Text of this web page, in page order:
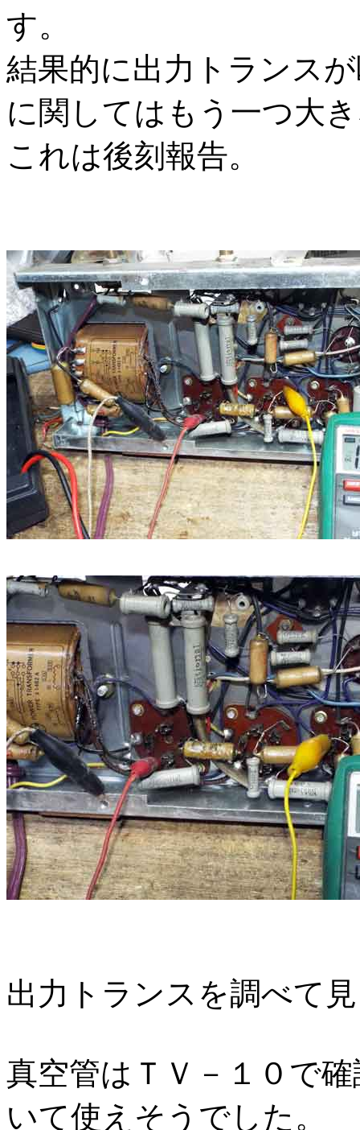
す。
結果的に出力トランス
に関してはもう一つ大
これは後刻報告。
出力トランスを調べて
真空管はＴＶ－１０で
いて使えそうでした。